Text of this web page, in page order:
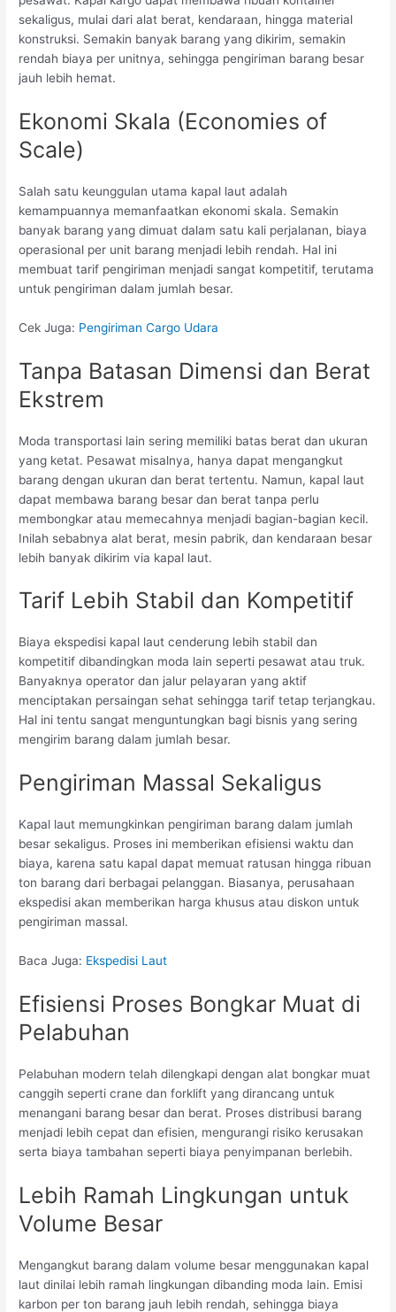
sekaligus, mulai dari alat berat, kendaraan, hingga material
konstruksi. Semakin banyak barang yang dikirim, semakin
rendah biaya per unitnya, sehingga pengiriman barang besar
jauh lebih hemat.
Ekonomi Skala (Economies of
Scale)
Salah satu keunggulan utama kapal laut adalah
kemampuannya memanfaatkan ekonomi skala. Semakin
banyak barang yang dimuat dalam satu kali perjalanan, biaya
operasional per unit barang menjadi lebih rendah. Hal ini
membuat tarif pengiriman menjadi sangat kompetitif, terutama
untuk pengiriman dalam jumlah besar.
Cek Juga: Pengiriman Cargo Udara
Tanpa Batasan Dimensi dan Berat
Ekstrem
Moda transportasi lain sering memiliki batas berat dan ukuran
yang ketat. Pesawat misalnya, hanya dapat mengangkut
barang dengan ukuran dan berat tertentu. Namun, kapal laut
dapat membawa barang besar dan berat tanpa perlu
membongkar atau memecahnya menjadi bagian-bagian kecil.
Inilah sebabnya alat berat, mesin pabrik, dan kendaraan besar
lebih banyak dikirim via kapal laut.
Tarif Lebih Stabil dan Kompetitif
Biaya ekspedisi kapal laut cenderung lebih stabil dan
kompetitif dibandingkan moda lain seperti pesawat atau truk.
Banyaknya operator dan jalur pelayaran yang aktif
menciptakan persaingan sehat sehingga tarif tetap terjangkau.
Hal ini tentu sangat menguntungkan bagi bisnis yang sering
mengirim barang dalam jumlah besar.
Pengiriman Massal Sekaligus
Kapal laut memungkinkan pengiriman barang dalam jumlah
besar sekaligus. Proses ini memberikan efisiensi waktu dan
biaya, karena satu kapal dapat memuat ratusan hingga ribuan
ton barang dari berbagai pelanggan. Biasanya, perusahaan
ekspedisi akan memberikan harga khusus atau diskon untuk
pengiriman massal.
Baca Juga: Ekspedisi Laut
Efisiensi Proses Bongkar Muat di
Pelabuhan
Pelabuhan modern telah dilengkapi dengan alat bongkar muat
canggih seperti crane dan forklift yang dirancang untuk
menangani barang besar dan berat. Proses distribusi barang
menjadi lebih cepat dan efisien, mengurangi risiko kerusakan
serta biaya tambahan seperti biaya penyimpanan berlebih.
Lebih Ramah Lingkungan untuk
Volume Besar
Mengangkut barang dalam volume besar menggunakan kapal
laut dinilai lebih ramah lingkungan dibanding moda lain. Emisi
karbon per ton barang jauh lebih rendah, sehingga biaya